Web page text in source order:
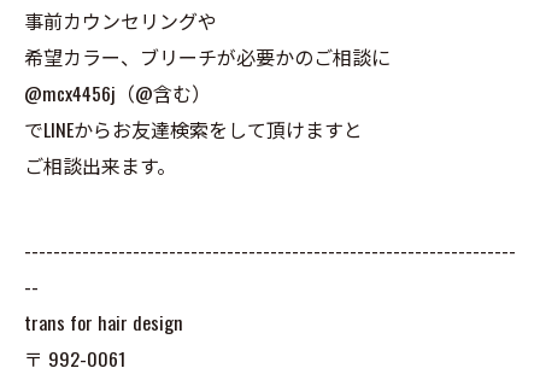
事前カウンセリングや
希望カラー、ブリーチが必要かのご相談に
@mcx4456j（@含む）
でLINEからお友達検索をして頂けますと
ご相談出来ます。
--------------------------------------------------------------------
--
trans for hair design
〒 992-0061